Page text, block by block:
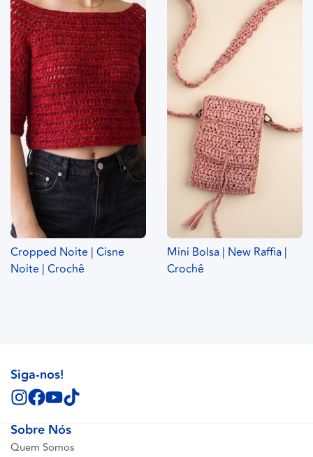
Cropped Noite | Cisne
Noite | Crochê
Mini Bolsa | New Raffia |
Crochê
Sobre Nós
Quem Somos
Siga-nos!